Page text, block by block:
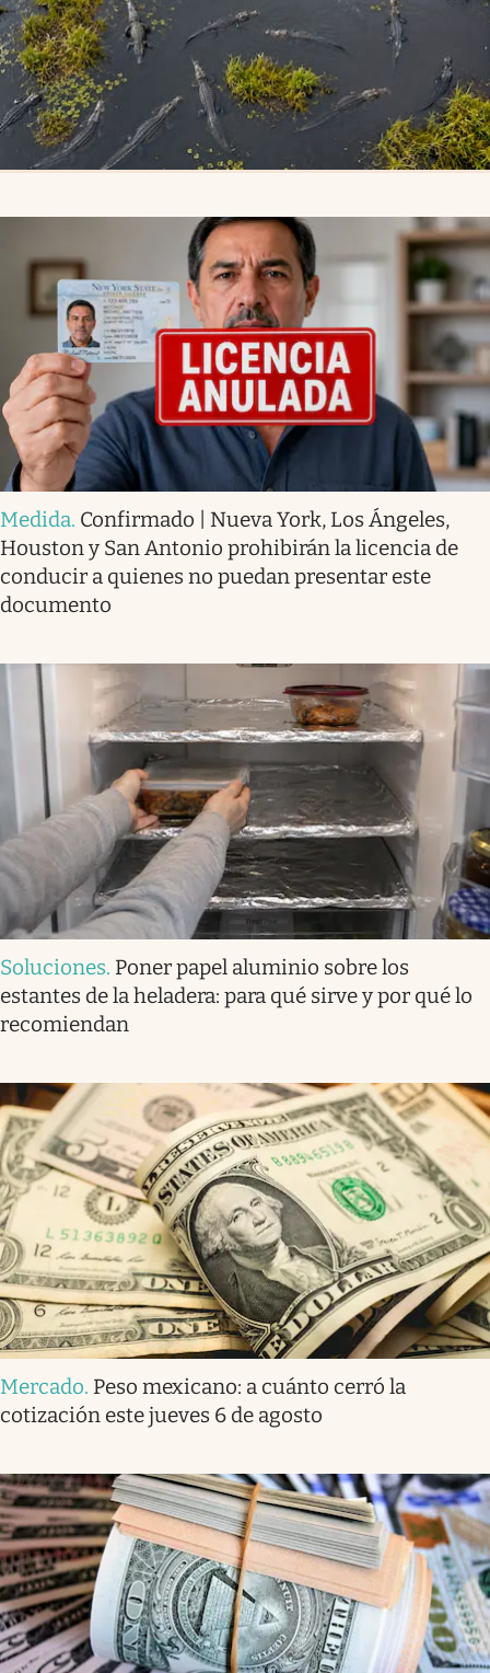
Medida. Confirmado | Nueva York, Los Ángeles,
Houston y San Antonio prohibirán la licencia de
conducir a quienes no puedan presentar este
documento
Soluciones. Poner papel aluminio sobre los
estantes de la heladera: para qué sirve y por qué lo
recomiendan
Mercado. Peso mexicano: a cuánto cerró la
cotización este jueves 6 de agosto